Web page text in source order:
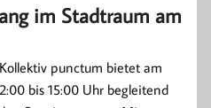
im Stadtraum am
punctum bietet am
bis 15:00 Uhr begleitend